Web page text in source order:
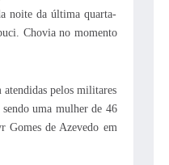
noite da última quarta-
Chovia no momento
pelos militares
uma mulher de 46
Gomes de Azevedo em